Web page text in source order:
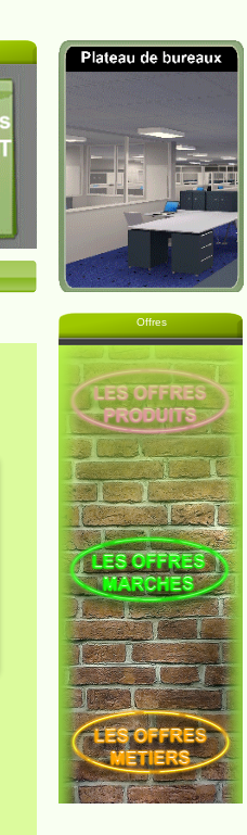
Offres